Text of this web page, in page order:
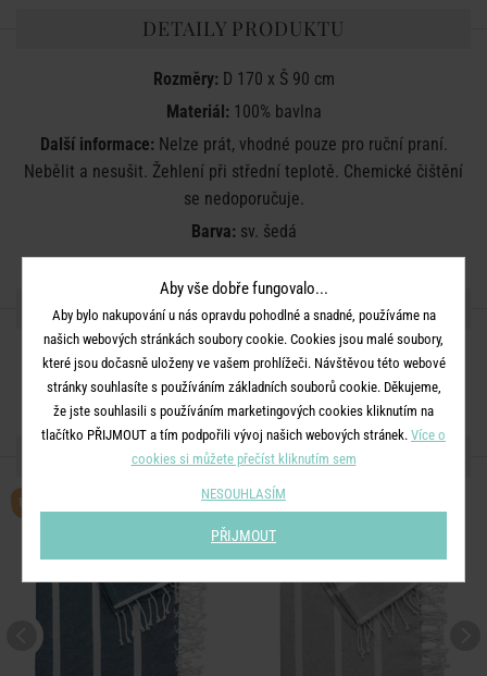
DETAILY PRODUKTU
Rozměry:D 170 x Š 90 cm
Materiál:100% bavlna
Další informace:Nelze prát, vhodné pouze pro ruční praní.
Nebělit a nesušit. Žehlení při střední teplotě. Chemické čištění
se nedoporučuje.
Barva:sv. šedá
SDÍLEJTE S PŘÁTELI
DALŠÍ PRODUKTY ZE SÉRIE
BESTSELLER BESTSELLER
Aby vše dobře fungovalo...
Aby bylo nakupování u nás opravdu pohodlné a snadné, používáme na
našich webových stránkách soubory cookie. Cookies jsou malé soubory,
které jsou dočasně uloženy ve vašem prohlížeči. Návštěvou této webové
stránky souhlasíte s používáním základních souborů cookie. Děkujeme,
že jste souhlasili s používáním marketingových cookies kliknutím na
tlačítko PŘIJMOUT a tím podpořili vývoj našich webových stránek. Více o
cookies si můžete přečíst kliknutím sem
NESOUHLASÍM
PŘIJMOUT